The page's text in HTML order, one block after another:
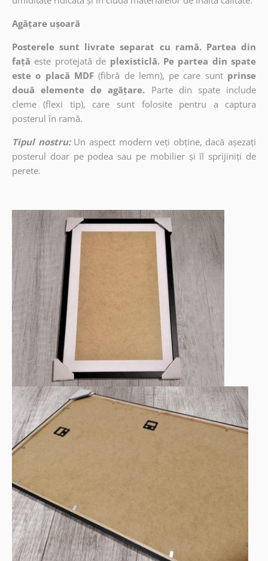
Agățare ușoară
Posterele sunt livrate separat cu ramă. Partea din
față este protejată de plexisticlă. Pe partea din spate
este o placă MDF (fibră de lemn), pe care sunt prinse
două elemente de agățare. Parte din spate include
cleme (flexi tip), care sunt folosite pentru a captura
posterul în ramă.
Tipul nostru: Un aspect modern veți obține, dacă așezați
posterul doar pe podea sau pe mobilier și îl sprijiniți de
perete.